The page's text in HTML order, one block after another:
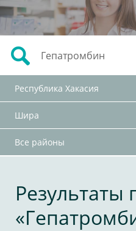
Республика Хакасия
Шира
Все районы
Результаты